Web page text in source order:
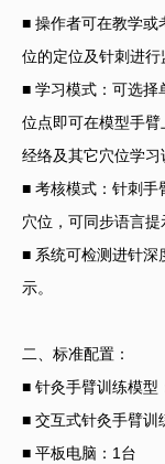
■ 操作者可在教学或
位的定位及针刺进行
■ 学习模式：可选择
位点即可在模型手
经络及其它穴位学习
■ 考核模式：针刺手
穴位，可同步语言提
■ 系统可检测进针深
示。
二、标准配置：
■ 针灸手臂训练模型
■ 交互式针灸手臂训
■ 平板电脑：1台